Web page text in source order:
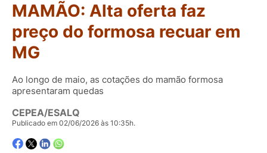
MAMÃO: Alta oferta faz
preço do formosa recuar em
MG
Ao longo de maio, as cotações do mamão formosa
apresentaram quedas
CEPEA/ESALQ
Publicado em 02/06/2026 às 10:35h.